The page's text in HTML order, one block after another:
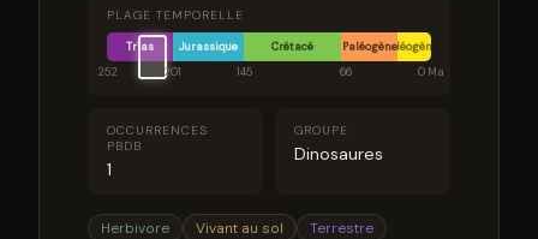
PLAGE TEMPORELLE
Trias Jurassique Crétacé PaléogèneNéogène
252
201 145 66 0 Ma
OCCURRENCES
PBDB
1
GROUPE
Dinosaures
Herbivore Vivant au sol Terrestre